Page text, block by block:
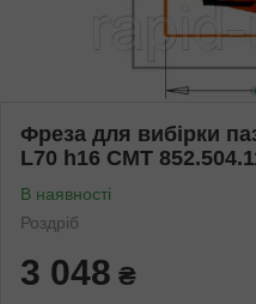
Фреза для вибірки
L70 h16 СМТ
В наявності
Роздріб
3 048 ₴